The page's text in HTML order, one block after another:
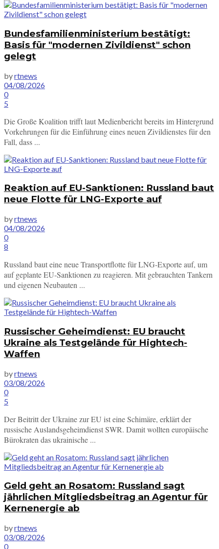
Bundesfamilienministerium bestätigt:
Basis für "modernen Zivildienst" schon
gelegt
byrtnews
04/08/2026
0
5
Die Große Koalition trifft laut Medienbericht bereits im Hintergrund
Vorkehrungen für die Einführung eines neuen Zivildienstes für den
Fall, dass ...
Reaktion auf EU-Sanktionen: Russland baut
neue Flotte für LNG-Exporte auf
byrtnews
04/08/2026
0
8
Russland baut eine neue Transportflotte für LNG-Exporte auf, um
auf geplante EU-Sanktionen zu reagieren. Mit gebrauchten Tankern
und eigenen Neubauten ...
Russischer Geheimdienst: EU braucht
Ukraine als Testgelände für Hightech-
Waffen
byrtnews
03/08/2026
0
5
Der Beitritt der Ukraine zur EU ist eine Schimäre, erklärt der
russische Auslandsgeheimdienst SWR. Damit wollten europäische
Bürokraten das ukrainische ...
Geld geht an Rosatom: Russland sagt
jährlichen Mitgliedsbeitrag an Agentur für
Kernenergie ab
byrtnews
03/08/2026
0